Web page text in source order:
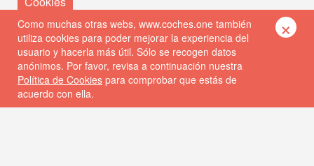
Como muchas otras webs, www.coches.one también
utiliza cookies para poder mejorar la experiencia del
usuario y hacerla más útil. Sólo se recogen datos
anónimos. Por favor, revisa a continuación nuestra
Política de Cookies para comprobar que estás de
acuerdo con ella.
×